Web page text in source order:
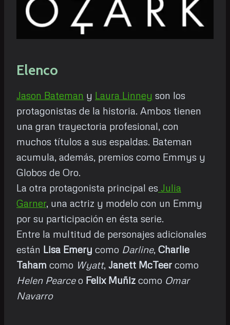
Elenco
Jason Bateman y Laura Linney son los
protagonistas de la historia. Ambos tienen
una gran trayectoria profesional, con
muchos títulos a sus espaldas. Bateman
acumula, además, premios como Emmys y
Globos de Oro.
La otra protagonista principal es Julia
Garner, una actriz y modelo con un Emmy
por su participación en ésta serie.
Entre la multitud de personajes adicionales
están Lisa Emery como Darline, Charlie
Taham como Wyatt, Janett McTeer como
Helen Pearceo Felix Muñiz como Omar
Navarro